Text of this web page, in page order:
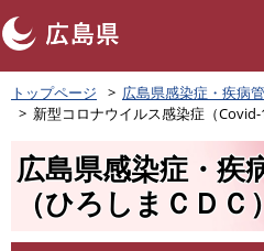
ペ
ー
す
トップページ
広島県感染症・疾病
新型コロナウイルス感染症（
広島県感染症・疾
（ひろしまＣＤＣ）